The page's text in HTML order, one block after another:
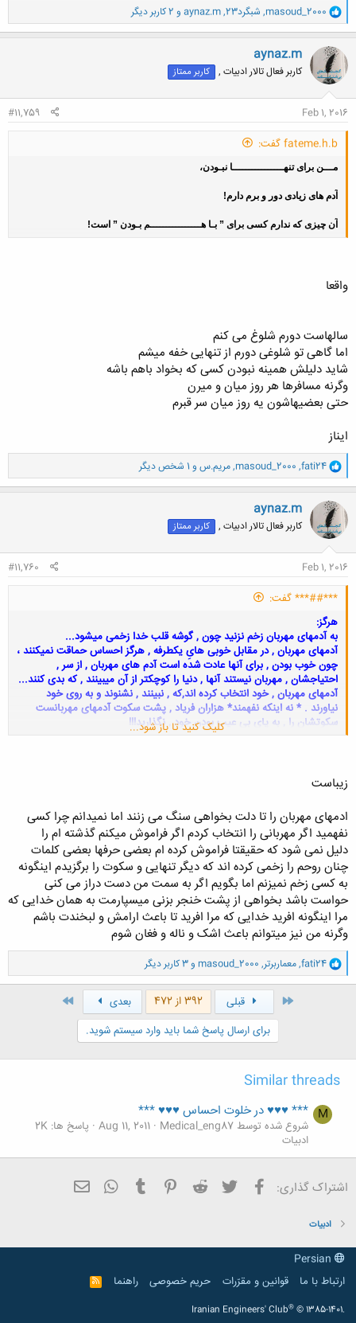
و
ا
ک
ن
ش
ه
ا
masoud_2000
, شبگرد23 ,
aynaz.m و 2 کاربر دیگر
aynaz.m
کاربر فعال تالار ادبیات , کاربر ممتاز
Feb 1, 2016
#11,759
fateme.h.b گفت:
مـــن برای تنهــــــــــــــــا نبـودن،
آدم های زیادی دور و برم دارم!
آن چیزی که ندارم کسی برای ” بـا هــــــــــــــــم بـودن ” است!
واقعا
سالهاست دورم شلوغ می کنم
اما گاهی تو شلوغی دورم از تنهایی خفه میشم
شاید دلیلش همینه نبودن کسی که بخواد باهم باشه
وگرنه مسافرها هر روز میان و میرن
حتی بعضیهاشون یه روز میان سر قبرم
ایناز
و
ا
ک
ن
ش
ه
ا
fati24
,
masoud_2000
,مریم.س و 1 شخص دیگر
aynaz.m
کاربر فعال تالار ادبیات , کاربر ممتاز
Feb 1, 2016
#11,760
***##*** گفت:
هرگز:
به آدمهای مهربان زخم نزنید چون , گوشه قلب خدا زخمی میشود...
آدمهای مهربان , در مقابل خوبی هایِ یکطرفه , هرگز احساس حماقت نمیکنند ،
چون خوب بودن , برای آنها عادت شده است آدم های مهربان , از سر ,
احتیاجشان , مهربان نیستند آنها , دنیا را کوچکتر از آن میبینند , که بدی کنند...
آدمهای مهربان , خود انتخاب کرده اند,که , نبینند , نشنوند و به روی خود
نیاورند . * نه اینکه نفهمند* هزاران فریاد , پشت سکوت آدمهای مهربانست
سکوتشان را , به پای بی عیب بودن خود , نگذارید!!!
کلیک کنید تا باز شود...
زیباست
ادمهای مهربان را تا دلت بخواهی سنگ می زنند اما نمیدانم چرا کسی
نفهمید اگر مهربانی را انتخاب کردم اگر فراموش میکنم گذشته ام را
دلیل نمی شود که حقیقتا فراموش کرده ام بعضی حرفها بعضی کلمات
چنان روحم را زخمی کرده اند که دیگر تنهایی و سکوت را برگزیدم اینگونه
به کسی زخم نمیزنم اما بگویم اگر به سمت من دست دراز می کنی
حواست باشد بخواهی از پشت خنجر بزنی میسپارمت به همان خدایی که
مرا اینگونه افرید خدایی که مرا افرید تا باعث ارامش و لبخندت باشم
وگرنه من نیز میتوانم باعث اشک و ناله و فغان شوم
و
ا
ک
fati24
,معماربرتر,
masoud_2000 و 3 کاربر دیگر
اول قبلی 392 از 472 بعدی
برای ارسال پاسخ شما باید وارد سیستم شوید.
Similar threads
M *** ♥♥♥ در خلوت احساس ♥♥♥ ***
شروع شده توسط Medical_eng87 Aug 11, 2011 پاسخ ها: 2K
ادبیات
اشتراک گذاری: فیسبوک تویتر Reddit
Pinterest
Tumblr
WhatsApp
ادبیات
ارتباط با ما
قوانین و مقرّرات حریم خصوصی راهنما
R
S
Iranian Engineers' Club® © 1385-1401.